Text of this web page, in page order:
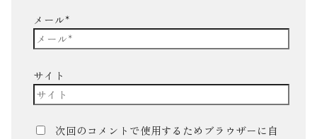
メール*
サイト
次回のコメントで使用するためブラウザーに自